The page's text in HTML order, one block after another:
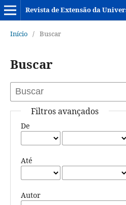
Início / Buscar
Buscar
Filtros avançados
De
Até
Autor